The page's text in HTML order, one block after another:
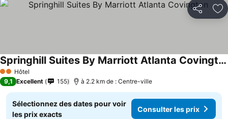
Partager
2 Étoiles
Hôtel
Springhill Suites By Marriott Atlanta Covington
Consulter les prix
9,1 Excellent 155 à 2.2 km de : Centre-ville
Sélectionnez des dates pour voir
les prix exacts
Consulter les prix